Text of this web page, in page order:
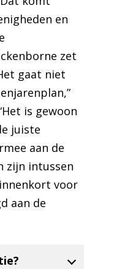
en
zet
gaat niet
is gewoon
juiste
aan de
zijn intussen
voor
aan de